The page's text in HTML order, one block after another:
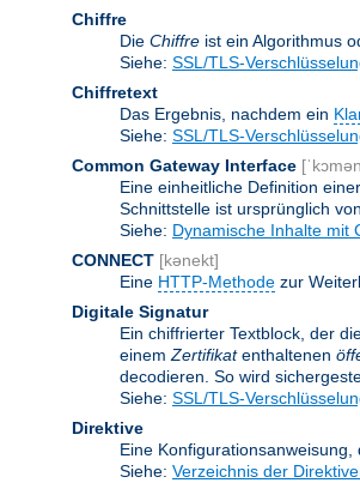
Chiffre
Die Chiffre ist ein Algorithmus
Siehe: SSL/TLS-
Chiffretext
Das Ergebnis, nachdem ein
Siehe: SSL/TLS-
Common Gateway Interface
Eine einheitliche Definition
Schnittstelle ist ursprünglich
Siehe: Dynamische Inhalte mit
CONNECT [kənekt]
Eine HTTP-Methode zur
Digitale Signatur
Ein chiffrierter Textblock, der
einem Zertifikatenthaltenen
decodieren. So wird
Siehe: SSL/TLS-
Direktive
Eine
Siehe: Verzeichnis der